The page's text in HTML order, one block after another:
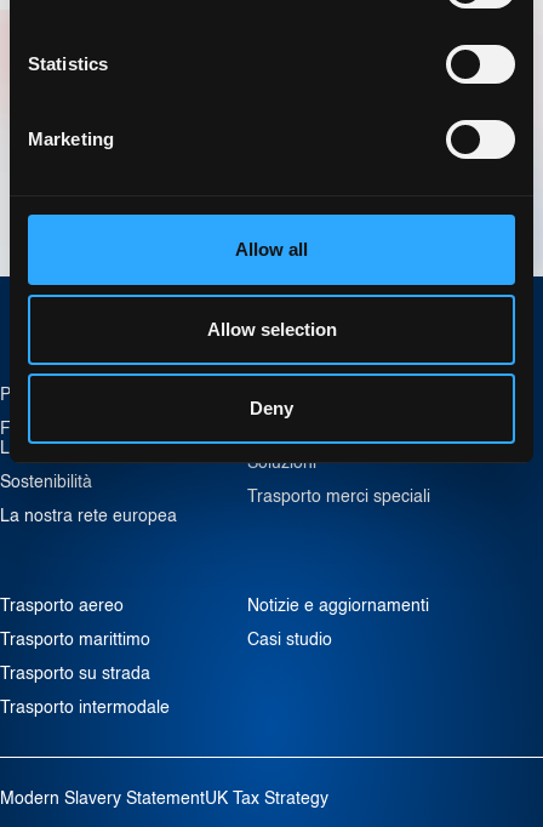
Statistics
Marketing
Allow all
Allow selection
Deny
Scopri il Gruppo LOGISTEED
Profilo aziendale
Filosofia del Gruppo
LOGISTEED
Sostenibilità
La nostra rete europea
Soluzioni
Trasporto merci speciali
Trasporto aereo
Trasporto marittimo
Trasporto su strada
Trasporto intermodale
Notizie e aggiornamenti
Casi studio
Modern Slavery StatementUK Tax Strategy